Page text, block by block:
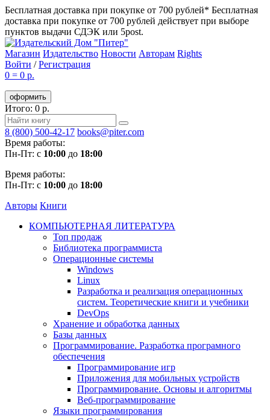
Бесплатная доставка при покупке от 700 рублей* Бесплатная
доставка при покупке от 700 рублей действует при выборе
пунктов выдачи СДЭК или 5post.
Магазин Издательство Новости Авторам Rights
Войти /Регистрация
0 = 0 р.
оформить
Итого: 0 р.
8 (800) 500-42-17 books@piter.com
Время работы:
Пн-Пт: с 10:00 до 18:00
Время работы:
Пн-Пт: с 10:00 до 18:00
Авторы Книги
КОМПЬЮТЕРНАЯ ЛИТЕРАТУРА
Топ продаж
Библиотека программиста
Операционные системы
Windows
Linux
Разработка и реализация операционных
систем. Теоретические книги и учебники
DevOps
Хранение и обработка данных
Базы данных
Программирование. Разработка програмного
обеспечения
Программирование игр
Приложения для мобильных устройств
Программирование. Основы и алгоритмы
Веб-программирование
Языки программирования